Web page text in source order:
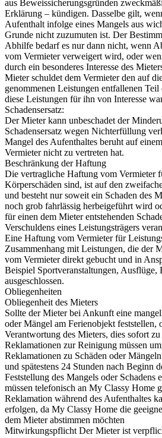
aus Beweissicherungsgründen
Erklärung – kündigen. Dasselbe gilt,
Aufenthalt infolge eines Mangels aus
Grunde nicht zuzumuten ist. Der
Abhilfe bedarf es nur dann nicht, wenn
vom Vermieter verweigert wird, oder
durch ein besonderes Interesse des
Mieter schuldet dem Vermieter den auf
genommenen Leistungen entfallenen Teil
diese Leistungen für ihn von Interesse
Schadensersatz:
Der Mieter kann unbeschadet der
Schadensersatz wegen Nichterfüllung
Mangel des Aufenthaltes beruht auf
Vermieter nicht zu vertreten hat.
Beschränkung der Haftung
Die vertragliche Haftung vom Vermieter
Körperschäden sind, ist auf den
und besteht nur soweit ein Schaden des
noch grob fahrlässig herbeigeführt wird
für einen dem Mieter entstehenden
Verschuldens eines Leistungsträgers
Eine Haftung vom Vermieter für
Zusammenhang mit Leistungen, die der
vom Vermieter direkt gebucht und in
Beispiel Sportveranstaltungen, Ausflüge,
ausgeschlossen.
Obliegenheiten
Obliegenheit des Mieters
Sollte der Mieter bei Ankunft eine
oder Mängel am Ferienobjekt feststellen,
Verantwortung des Mieters, dies sofort
Reklamationen zur Reinigung müssen
Reklamationen zu Schäden oder
und spätestens 24 Stunden nach Beginn
Feststellung des Mangels oder Schadens
müssen telefonisch an My Classy Home
Reklamation während des Aufenthaltes
erfolgen, da My Classy Home die
dem Mieter abstimmen möchten
Mitwirkungspflicht Der Mieter ist